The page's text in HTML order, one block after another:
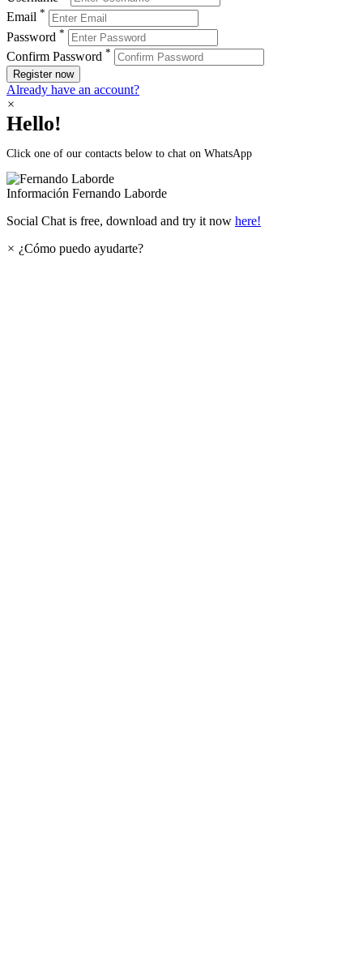
Email *
Password *
Confirm Password *
Register now
Already have an account?
×
Hello!
Click one of our contacts below to chat on WhatsApp
Información Fernando Laborde
Social Chat is free, download and try it now here!
× ¿Cómo puedo ayudarte?